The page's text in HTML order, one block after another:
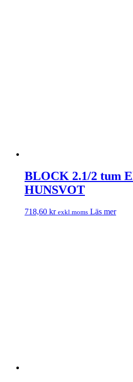
BLOCK 2.1/2 tum
HUNSVOT
718,60 kr exkl.moms Läs mer